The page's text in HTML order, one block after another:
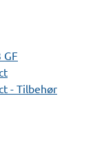
GF
- Tilbehør